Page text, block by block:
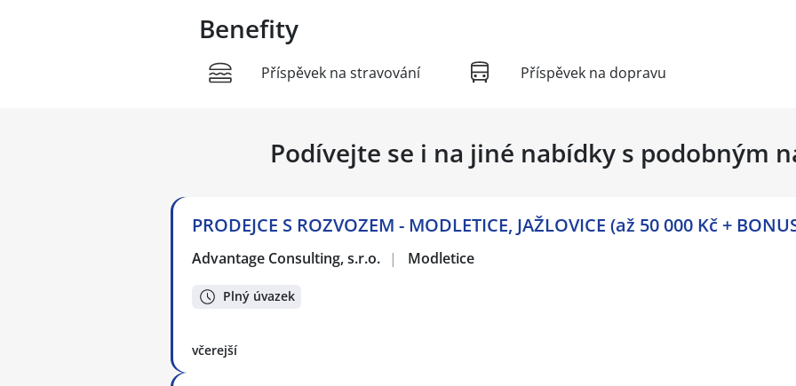
Benefity
Příspěvek na stravování Příspěvek na dopravu
Podívejte se i na jiné nabídky s podobným
PRODEJCE S ROZVOZEM - MODLETICE, JAŽLOVICE (až 50 000 Kč +
Advantage Consulting, s.r.o. | Modletice
Plný úvazek
včerejší